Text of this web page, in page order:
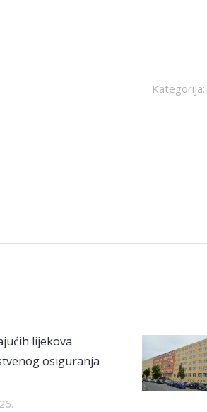
Kategorija:
lijekova
osiguranja